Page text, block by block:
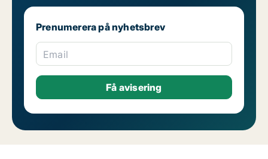
Prenumerera på nyhetsbrev
Email